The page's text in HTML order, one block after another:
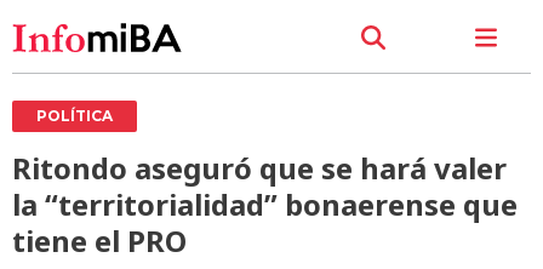
POLÍTICA
Ritondo aseguró que se hará valer
la “territorialidad” bonaerense que
tiene el PRO